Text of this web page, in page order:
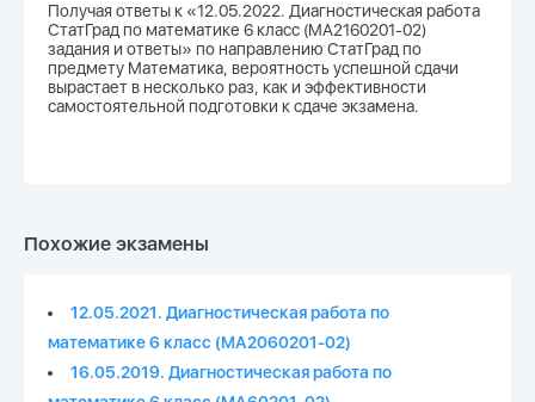
Получая ответы к «12.05.2022. Диагностическая работа
СтатГрад по математике 6 класс (МА2160201-02)
задания и ответы» по направлению СтатГрад по
предмету Математика, вероятность успешной сдачи
вырастает в несколько раз, как и эффективности
самостоятельной подготовки к сдаче экзамена.
Похожие экзамены
12.05.2021. Диагностическая работа по
математике 6 класс (МА2060201-02)
16.05.2019. Диагностическая работа по